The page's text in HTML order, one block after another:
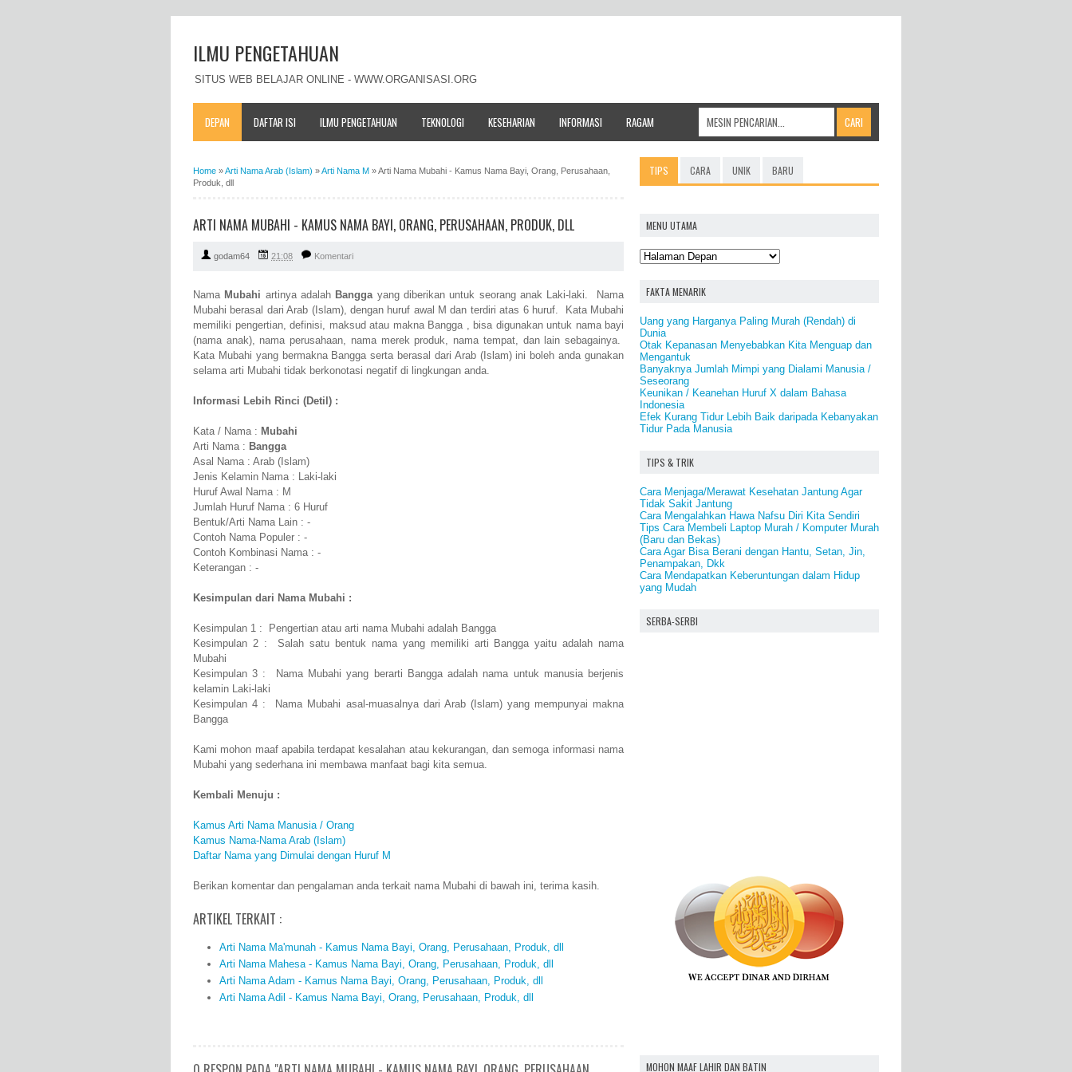
ILMU PENGETAHUAN
SITUS WEB BELAJAR ONLINE - WWW.ORGANISASI.ORG
DEPAN DAFTAR ISI ILMU PENGETAHUAN TEKNOLOGI KESEHARIAN INFORMASI RAGAM
Home »Arti Nama Arab (Islam) »Arti Nama M »Arti Nama Mubahi - Kamus Nama Bayi, Orang, Perusahaan,
Produk, dll
ARTI NAMA MUBAHI - KAMUS NAMA BAYI, ORANG, PERUSAHAAN, PRODUK, DLL
godam64 21:08 Komentari
Nama Mubahi artinya adalah Bangga yang diberikan untuk seorang anak Laki-laki. Nama
Mubahi berasal dari Arab (Islam), dengan huruf awal M dan terdiri atas 6 huruf. Kata Mubahi
memiliki pengertian, definisi, maksud atau makna Bangga , bisa digunakan untuk nama bayi
(nama anak), nama perusahaan, nama merek produk, nama tempat, dan lain sebagainya.
Kata Mubahi yang bermakna Bangga serta berasal dari Arab (Islam) ini boleh anda gunakan
selama arti Mubahi tidak berkonotasi negatif di lingkungan anda.
Informasi Lebih Rinci (Detil) :
Kata / Nama : Mubahi
Arti Nama : Bangga
Asal Nama : Arab (Islam)
Jenis Kelamin Nama : Laki-laki
Huruf Awal Nama : M
Jumlah Huruf Nama : 6 Huruf
Bentuk/Arti Nama Lain : -
Contoh Nama Populer : -
Contoh Kombinasi Nama : -
Keterangan : -
Kesimpulan dari Nama Mubahi :
Kesimpulan 1 : Pengertian atau arti nama Mubahi adalah Bangga
Kesimpulan 2 : Salah satu bentuk nama yang memiliki arti Bangga yaitu adalah nama
Mubahi
Kesimpulan 3 : Nama Mubahi yang berarti Bangga adalah nama untuk manusia berjenis
kelamin Laki-laki
Kesimpulan 4 : Nama Mubahi asal-muasalnya dari Arab (Islam) yang mempunyai makna
Bangga
Kami mohon maaf apabila terdapat kesalahan atau kekurangan, dan semoga informasi nama
Mubahi yang sederhana ini membawa manfaat bagi kita semua.
Kembali Menuju :
Kamus Arti Nama Manusia / Orang
Kamus Nama-Nama Arab (Islam)
Daftar Nama yang Dimulai dengan Huruf M
Berikan komentar dan pengalaman anda terkait nama Mubahi di bawah ini, terima kasih.
ARTIKEL TERKAIT :
Arti Nama Ma'munah - Kamus Nama Bayi, Orang, Perusahaan, Produk, dll
Arti Nama Mahesa - Kamus Nama Bayi, Orang, Perusahaan, Produk, dll
Arti Nama Adam - Kamus Nama Bayi, Orang, Perusahaan, Produk, dll
Arti Nama Adil - Kamus Nama Bayi, Orang, Perusahaan, Produk, dll
TIPS CARA UNIK BARU
MENU UTAMA
FAKTA MENARIK
Uang yang Harganya Paling Murah (Rendah) di
Dunia
Otak Kepanasan Menyebabkan Kita Menguap dan
Mengantuk
Banyaknya Jumlah Mimpi yang Dialami Manusia /
Seseorang
Keunikan / Keanehan Huruf X dalam Bahasa
Indonesia
Efek Kurang Tidur Lebih Baik daripada Kebanyakan
Tidur Pada Manusia
TIPS & TRIK
Cara Menjaga/Merawat Kesehatan Jantung Agar
Tidak Sakit Jantung
Cara Mengalahkan Hawa Nafsu Diri Kita Sendiri
Tips Cara Membeli Laptop Murah / Komputer Murah
(Baru dan Bekas)
Cara Agar Bisa Berani dengan Hantu, Setan, Jin,
Penampakan, Dkk
Cara Mendapatkan Keberuntungan dalam Hidup
yang Mudah
SERBA-SERBI
MOHON MAAF LAHIR DAN BATIN